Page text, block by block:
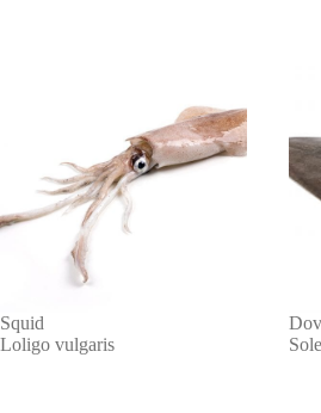
Squid
Loligo vulgaris